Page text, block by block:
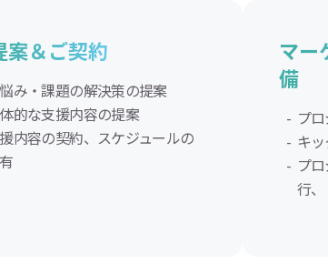
案＆ご契約
み・課題の解決策の提案
的な支援内容の提案
内容の契約、スケジュールの
マー
備
プ
キ
プ
行